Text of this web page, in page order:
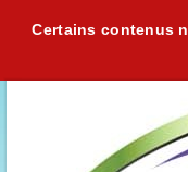
Certains contenus